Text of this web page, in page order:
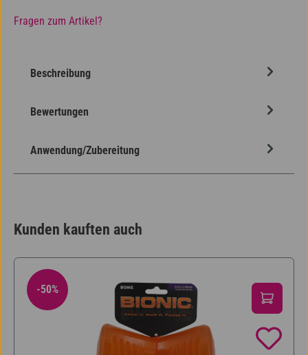
Fragen zum Artikel?
Beschreibung
Bewertungen
Anwendung/Zubereitung
Kunden kauften auch
50% Rabatt
-50%